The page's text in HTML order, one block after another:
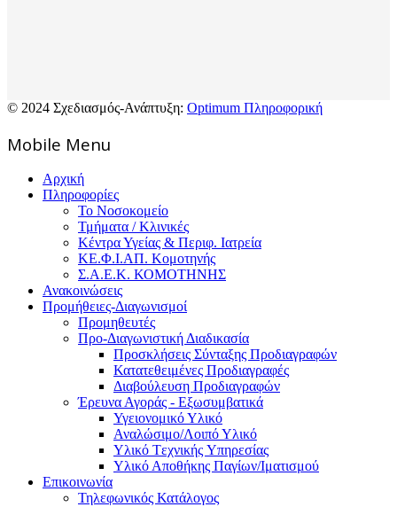
© 2024 Σχεδιασμός-Ανάπτυξη: Optimum Πληροφορική
Mοbile Menu
Αρχική
Πληροφορίες
Το Νοσοκομείο
Τμήματα / Κλινικές
Κέντρα Υγείας & Περιφ. Ιατρεία
ΚΕ.Φ.Ι.ΑΠ. Κομοτηνής
Σ.Α.Ε.Κ. ΚΟΜΟΤΗΝΗΣ
Ανακοινώσεις
Προμήθειες-Διαγωνισμοί
Προμηθευτές
Προ-Διαγωνιστική Διαδικασία
Προσκλήσεις Σύνταξης Προδιαγραφών
Κατατεθειμένες Προδιαγραφές
Διαβούλευση Προδιαγραφών
Έρευνα Αγοράς - Εξωσυμβατικά
Υγειονομικό Υλικό
Αναλώσιμο/Λοιπό Υλικό
Υλικό Tεχνικής Yπηρεσίας
Υλικό Αποθήκης Παγίων/Ιματισμού
Επικοινωνία
Τηλεφωνικός Κατάλογος